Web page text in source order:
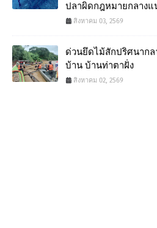
ปลาผิดกฎหมายกลางแ
สิงหาคม 03, 2569
ด่วนยึดไม้สักปริศนากล
บ้าน บ้านท่าตาฝั่ง
สิงหาคม 02, 2569